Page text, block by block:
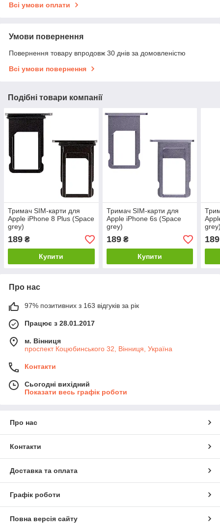
Всі умови оплати
Умови повернення
Повернення товару впродовж 30 днів за домовленістю
Всі умови повернення
Подібні товари компанії
Тримач SIM-карти для
Apple iPhone 8 Plus (Space
grey)
189 ₴
Купити
Тримач SIM-карти для
Apple iPhone 6s (Space
grey)
189₴
Купити
189
Про нас
97% позитивних з 163 відгуків за рік
Працює з 28.01.2017
м. Вінниця
проспект Коцюбинського 32, Вінниця, Україна
Контакти
Сьогодні вихідний
Показати весь графік роботи
Про нас
Контакти
Доставка та оплата
Графік роботи
Повна версія сайту